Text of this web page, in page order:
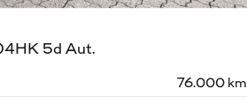
5d Aut.
76.000 km